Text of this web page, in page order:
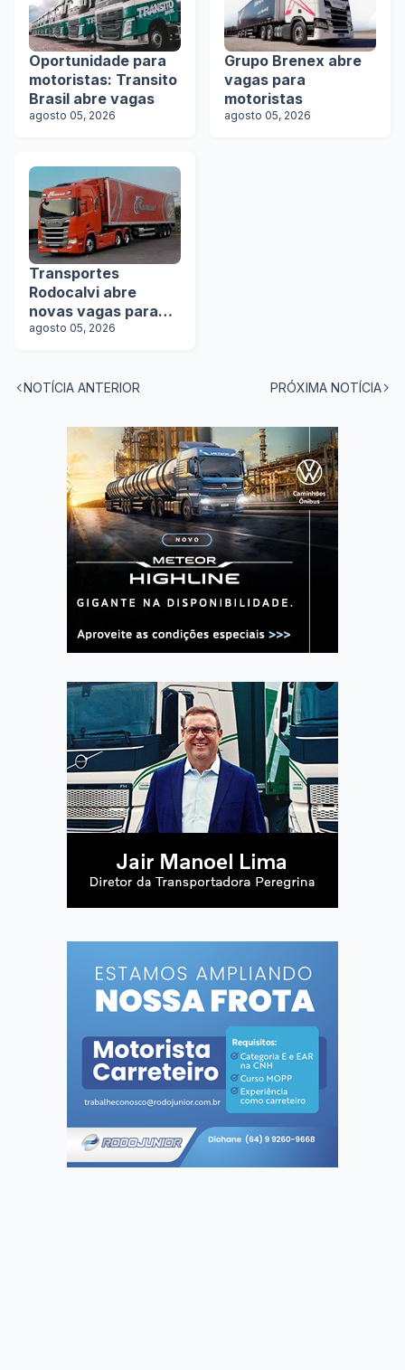
Oportunidade para
motoristas: Transito
Brasil abre vagas
agosto 05, 2026
Grupo Brenex abre
vagas para
motoristas
agosto 05, 2026
Transportes
Rodocalvi abre
novas vagas para
motoristas
agosto 05, 2026
NOTÍCIA ANTERIOR PRÓXIMA NOTÍCIA